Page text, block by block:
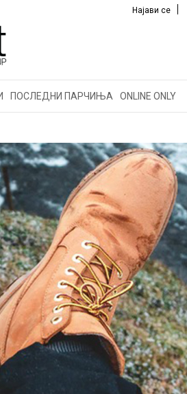
Најави се
ПОСЛЕДНИ ПАРЧИЊА ONLINE ONLY
ВО